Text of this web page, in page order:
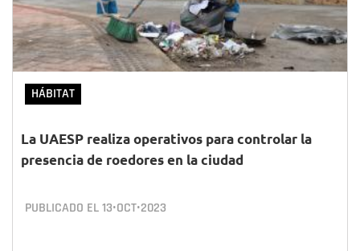
HÁBITAT
La UAESP realiza operativos para controlar la
presencia de roedores en la ciudad
PUBLICADO EL13•OCT•2023